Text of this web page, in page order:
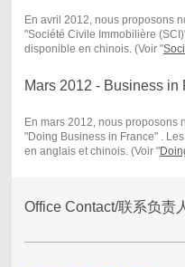
En avril 2012, nous proposons
"Société Civile Immobilière
disponible en chinois. (Voir "
Mars 2012 - Business in
En mars 2012, nous proposons
"Doing Business in France" .
en anglais et chinois. (Voir "
Office Contact/联系负责